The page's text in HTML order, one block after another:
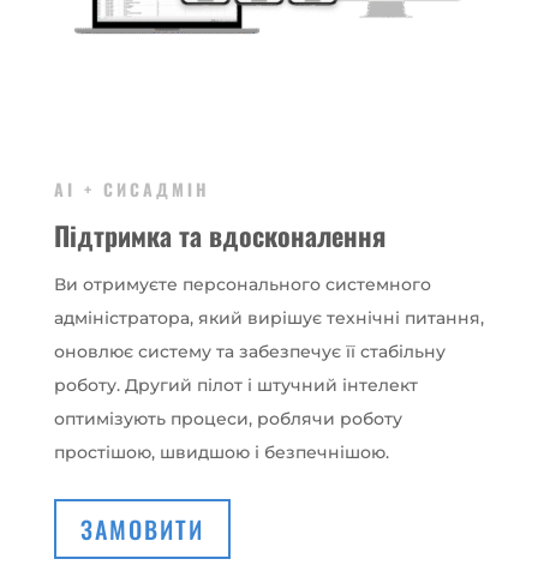
AI + СИСАДМІН
Підтримка та вдосконалення
Ви отримуєте персонального системного
адміністратора, який вирішує технічні питання,
оновлює систему та забезпечує її стабільну
роботу. Другий пілот і штучний інтелект
оптимізують процеси, роблячи роботу
простішою, швидшою і безпечнішою.
ЗАМОВИТИ